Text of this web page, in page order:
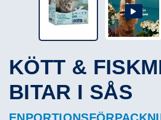
KÖTT &
BITAR I SÅS